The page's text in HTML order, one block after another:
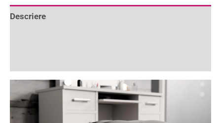
Descriere